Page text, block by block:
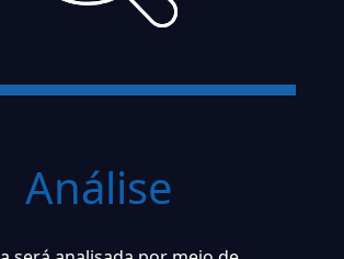
Análise